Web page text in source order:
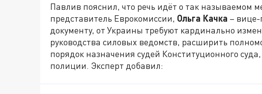
Павлив пояснил, что речь идёт о так называемом
представитель Еврокомиссии, Ольга Качка – вице-
документу, от Украины требуют кардинально
руководства силовых ведомств, расширить
порядок назначения судей Конституционного
полиции. Эксперт добавил: